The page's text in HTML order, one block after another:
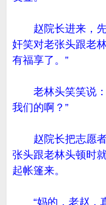
赵院长进来，先
奸笑对老张头跟老
有福享了。”
老林头笑笑说：“
我们的啊？”
赵院长把志愿者
张头跟老林头顿时
起帐篷来。
“妈的，老赵，真